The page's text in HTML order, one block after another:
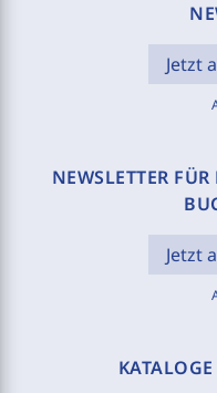
Jetzt
NEWSLETTER
Jetzt